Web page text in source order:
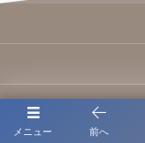
メニュー 前へ
静岡県